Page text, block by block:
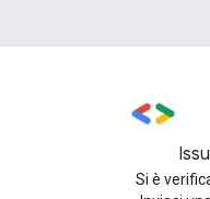
Si è